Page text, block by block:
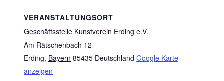
VERANSTALTUNGSORT
Geschäftsstelle Kunstverein Erding e.V.
Am Rätschenbach 12
Erding, Bayern 85435 Deutschland Google Karte
anzeigen